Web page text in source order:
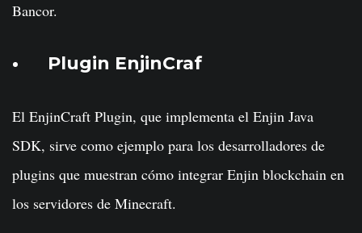
Bancor.
Plugin EnjinCraf
El EnjinCraft Plugin, que implementa el Enjin Java
SDK, sirve como ejemplo para los desarrolladores de
plugins que muestran cómo integrar Enjin blockchain en
los servidores de Minecraft.